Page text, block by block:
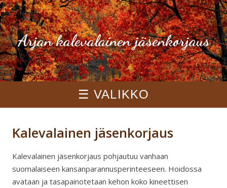
Arjan kalevalainen jäsenkorjaus
☰ VALIKKO
Kalevalainen jäsenkorjaus
Kalevalainen jäsenkorjaus pohjautuu vanhaan
suomalaiseen kansanparannusperinteeseen. Hoidossa
avataan ja tasapainotetaan kehon koko kineettisen